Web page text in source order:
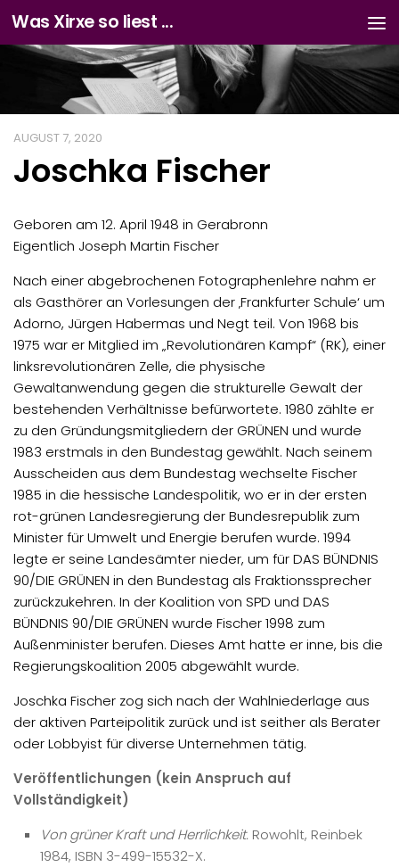
Zum Inhalt springen
Was Xirxe so liest ...
AUGUST 7, 2020
Joschka Fischer
Geboren am 12. April 1948 in Gerabronn
Eigentlich Joseph Martin Fischer
Nach einer abgebrochenen Fotographenlehre nahm er
als Gasthörer an Vorlesungen der ‚Frankfurter Schule‘ um
Adorno, Jürgen Habermas und Negt teil. Von 1968 bis
1975 war er Mitglied im „Revolutionären Kampf“ (RK), einer
linksrevolutionären Zelle, die physische
Gewaltanwendung gegen die strukturelle Gewalt der
bestehenden Verhältnisse befürwortete. 1980 zählte er
zu den Gründungsmitgliedern der GRÜNEN und wurde
1983 erstmals in den Bundestag gewählt. Nach seinem
Ausscheiden aus dem Bundestag wechselte Fischer
1985 in die hessische Landespolitik, wo er in der ersten
rot-grünen Landesregierung der Bundesrepublik zum
Minister für Umwelt und Energie berufen wurde. 1994
legte er seine Landesämter nieder, um für DAS BÜNDNIS
90/DIE GRÜNEN in den Bundestag als Fraktionssprecher
zurückzukehren. In der Koalition von SPD und DAS
BÜNDNIS 90/DIE GRÜNEN wurde Fischer 1998 zum
Außenminister berufen. Dieses Amt hatte er inne, bis die
Regierungskoalition 2005 abgewählt wurde.
Joschka Fischer zog sich nach der Wahlniederlage aus
der aktiven Parteipolitik zurück und ist seither als Berater
oder Lobbyist für diverse Unternehmen tätig.
Veröffentlichungen (kein Anspruch auf
Vollständigkeit)
Von grüner Kraft und Herrlichkeit. Rowohlt, Reinbek
1984, ISBN 3-499-15532-X.